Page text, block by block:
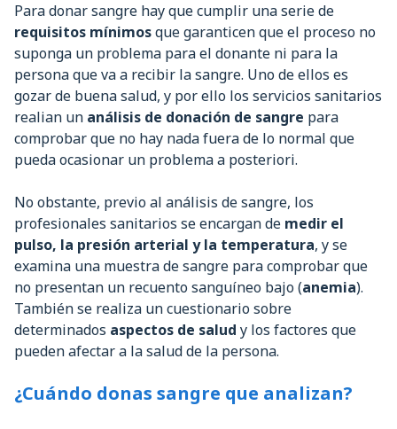
Para donar sangre hay que cumplir una serie de
requisitos mínimosque garanticen que el proceso no
suponga un problema para el donante ni para la
persona que va a recibir la sangre. Uno de ellos es
gozar de buena salud, y por ello los servicios sanitarios
realian un análisis de donación de sangre para
comprobar que no hay nada fuera de lo normal que
pueda ocasionar un problema a posteriori.
No obstante, previo al análisis de sangre, los
profesionales sanitarios se encargan de medir el
pulso, la presión arterial y la temperatura, y se
examina una muestra de sangre para comprobar que
no presentan un recuento sanguíneo bajo (anemia).
También se realiza un cuestionario sobre
determinados aspectos de salud y los factores que
pueden afectar a la salud de la persona.
¿Cuándo donas sangre que analizan?